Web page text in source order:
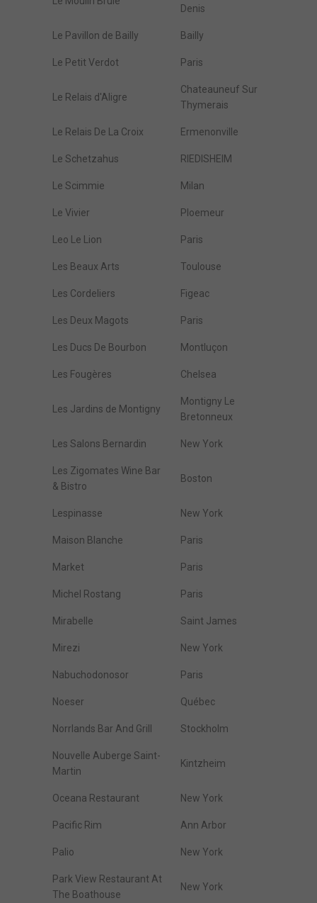
Denis
Le Pavillon de Bailly Bailly
Le Petit Verdot Paris
Le Relais d'Aligre
Chateauneuf Sur
Thymerais
Le Relais De La Croix Ermenonville
Le Schetzahus RIEDISHEIM
Le Scimmie Milan
Le Vivier Ploemeur
Leo Le Lion Paris
Les Beaux Arts Toulouse
Les Cordeliers Figeac
Les Deux Magots Paris
Les Ducs De Bourbon Montluçon
Les Fougères Chelsea
Les Jardins de Montigny
Montigny Le
Bretonneux
Les Salons Bernardin New York
Les Zigomates Wine Bar
& Bistro
Boston
Lespinasse New York
Maison Blanche Paris
Market Paris
Michel Rostang Paris
Mirabelle Saint James
Mirezi New York
Nabuchodonosor Paris
Noeser Québec
Norrlands Bar And Grill Stockholm
Nouvelle Auberge Saint-
Martin
Kintzheim
Oceana Restaurant New York
Pacific Rim Ann Arbor
Palio New York
Park View Restaurant At
The Boathouse
New York